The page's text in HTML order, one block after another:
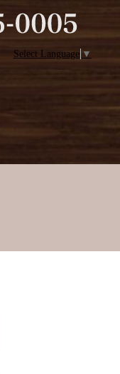
Select Language ▼